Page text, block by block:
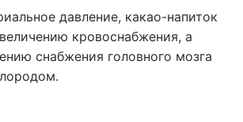
давление, какао-напиток
кровоснабжения, а
снабжения головного мозга